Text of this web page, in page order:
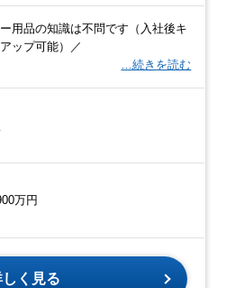
用品の知識は不問です（入社後キ
ップ可能）／
…続きを読む
万円
しく見る